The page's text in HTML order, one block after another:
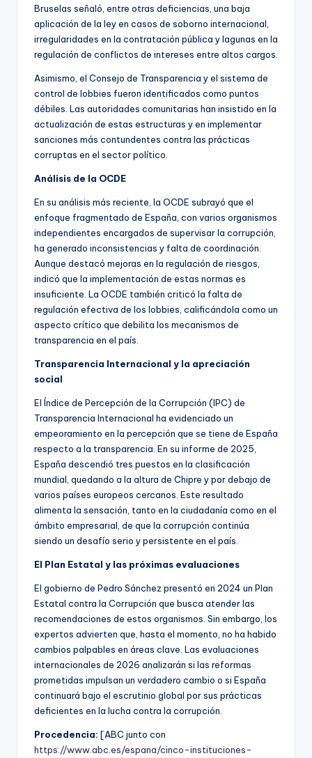
Bruselas señaló, entre otras deficiencias, una baja
aplicación de la ley en casos de soborno internacional,
irregularidades en la contratación pública y lagunas en la
regulación de conflictos de intereses entre altos cargos.
Asimismo, el Consejo de Transparencia y el sistema de
control de lobbies fueron identificados como puntos
débiles. Las autoridades comunitarias han insistido en la
actualización de estas estructuras y en implementar
sanciones más contundentes contra las prácticas
corruptas en el sector político.
Análisis de la OCDE
En su análisis más reciente, la OCDE subrayó que el
enfoque fragmentado de España, con varios organismos
independientes encargados de supervisar la corrupción,
ha generado inconsistencias y falta de coordinación.
Aunque destacó mejoras en la regulación de riesgos,
indicó que la implementación de estas normas es
insuficiente. La OCDE también criticó la falta de
regulación efectiva de los lobbies, calificándola como un
aspecto crítico que debilita los mecanismos de
transparencia en el país.
Transparencia Internacional y la apreciación
social
El Índice de Percepción de la Corrupción (IPC) de
Transparencia Internacional ha evidenciado un
empeoramiento en la percepción que se tiene de España
respecto a la transparencia. En su informe de 2025,
España descendió tres puestos en la clasificación
mundial, quedando a la altura de Chipre y por debajo de
varios países europeos cercanos. Este resultado
alimenta la sensación, tanto en la ciudadanía como en el
ámbito empresarial, de que la corrupción continúa
siendo un desafío serio y persistente en el país.
El Plan Estatal y las próximas evaluaciones
El gobierno de Pedro Sánchez presentó en 2024 un Plan
Estatal contra la Corrupción que busca atender las
recomendaciones de estos organismos. Sin embargo, los
expertos advierten que, hasta el momento, no ha habido
cambios palpables en áreas clave. Las evaluaciones
internacionales de 2026 analizarán si las reformas
prometidas impulsan un verdadero cambio o si España
continuará bajo el escrutinio global por sus prácticas
deficientes en la lucha contra la corrupción.
Procedencia: [ABC junto con
https://www.abc.es/espana/cinco-instituciones-